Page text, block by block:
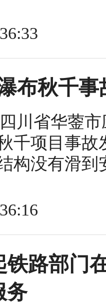
布秋千
川省华蓥
千项目事
构没有滑
铁路部门
务